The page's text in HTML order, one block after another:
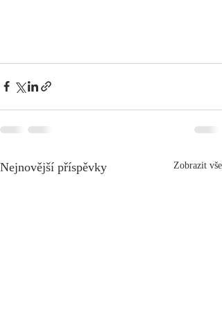
Nejnovější příspěvky Zobrazit vše